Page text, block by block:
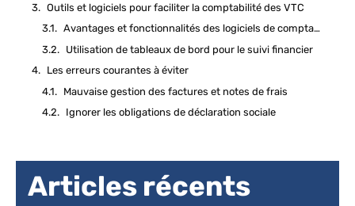
Outils et logiciels pour faciliter la comptabilité des VTC
Avantages et fonctionnalités des logiciels de comptabilité pour VTC
Utilisation de tableaux de bord pour le suivi financier
Les erreurs courantes à éviter
Mauvaise gestion des factures et notes de frais
Ignorer les obligations de déclaration sociale
Articles récents